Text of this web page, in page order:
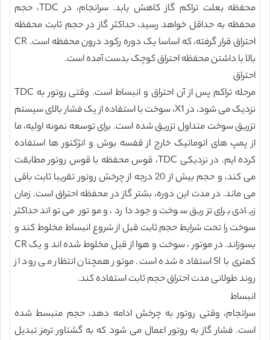
محفظه بعلت تراکم گاز کاهش یابد. سرانجام، در TDC، حجم
محفظه به حداقل خواهد رسید، حداکثر گاز در حجم ثابت محفظه
احتراق قرار گرفته، که اساسا یک دوره رکود درون محفظه است. CR
بالا با داشتن محفظه احتراق کوچک بدست آمده است.
احتراق
مرحله تراکم پس از آن احتراق و انبساط است. وقتی روتور به TDC
نزدیک می شود، در X1، سوخت با استفاده از یک فشار بالای سیستم
تزریق سوخت متداول تزریق شده است. برای توسعه نمونه اولیه، ما
از پمپ های اتوماتیک خارج از قفسه بوش و انژکتور ها استفاده
کرده ایم. در نزدیکی TDC، قوس محفظه با قوس روتور مطابقت
می کند، و حجم بیش از 20 درجه از چرخش روتور تقریبا ثابت باقی
می ماند. در مدت این دوره، بشتر گاز در محفظه احتراق است. زمان
زیادی برای تزریق سوخت وجود دارد، و موتور می تواند حداکثر
سوخت را تحت شرایط حجم ثابت قبل از شروع انبساط مخلوط کند و
بسوزاند. در موتور ، سوخت و هوا از قبل مخلوط شده اند و یک CR
کمتری با SI استفاده شده است. موتور همچنان انتظار می رود از
روند طولانی مدت احتراق حجم ثابت استفاده کند.
انبساط
سرانجام، وقتی روتور به چرخش ادامه دهد، حجم منبسط شده
است. فشار گاز به روتور اعمال می شود که به گشتاور ترمز تبدیل